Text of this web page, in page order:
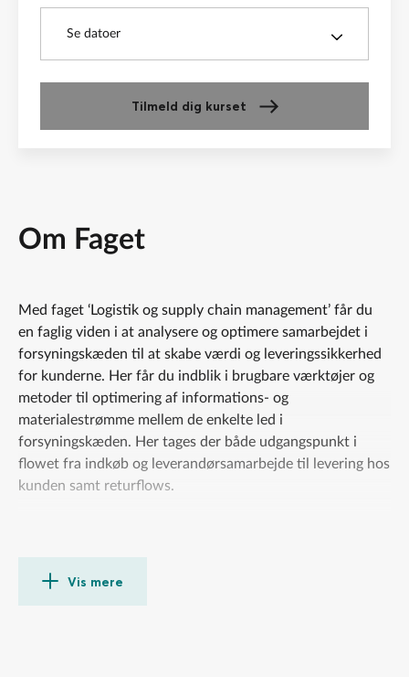
Om Faget
Med faget ‘Logistik og supply chain management’ får du
en faglig viden i at analysere og optimere samarbejdet i
forsyningskæden til at skabe værdi og leveringssikkerhed
for kunderne. Her får du indblik i brugbare værktøjer og
metoder til optimering af informations- og
materialestrømme mellem de enkelte led i
forsyningskæden. Her tages der både udgangspunkt i
flowet fra indkøb og leverandørsamarbejde til levering hos
kunden samt returflows.
hensyntagen til blandt andet CO2 udslip.
Vis mere
Se datoer
Tilmeld dig kurset